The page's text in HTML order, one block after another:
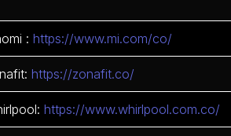
:https://www.mi.com/co/
https://zonafit.co/
https://www.whirlpool.com.co/